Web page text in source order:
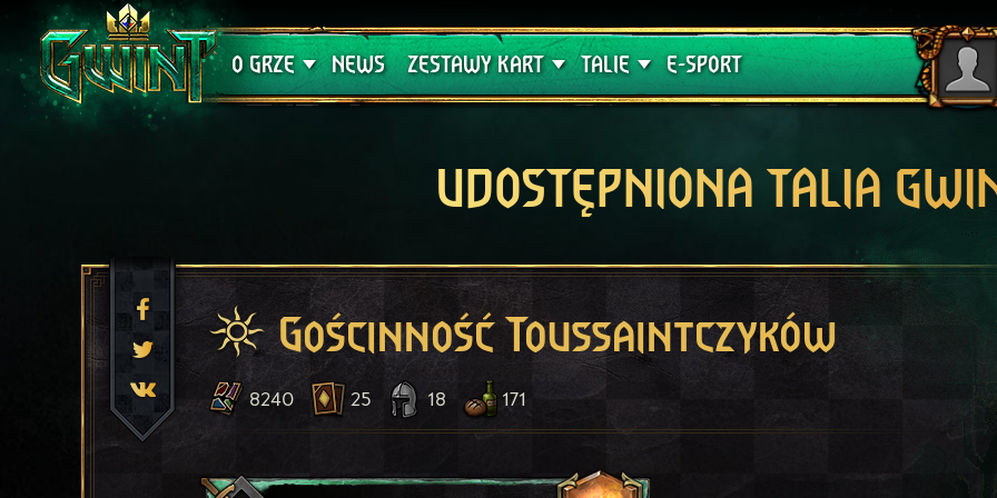
O GRZE
Wsparcie techniczne
NEWS ZESTAWY KART
Krwawa Klątwa
TALIE
Poradniki
E-SPORT
UDOSTĘPNIONA TALIA
Gościnność Toussaintczyków
8240 25 18 171